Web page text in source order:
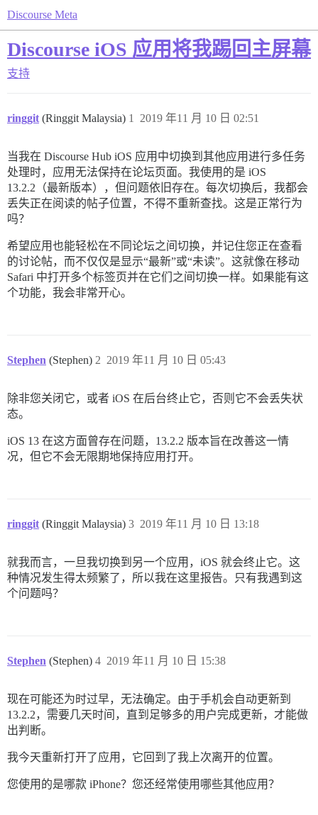
Discourse Meta
Discourse iOS 应用将我踢回主屏幕
支持
ringgit (Ringgit Malaysia) 2019 年11 月 10 日 02:51
1
当我在 Discourse Hub iOS 应用中切换到其他应用进行多任务
处理时，应用无法保持在论坛页面。我使用的是 iOS
13.2.2（最新版本），但问题依旧存在。每次切换后，我都会
丢失正在阅读的帖子位置，不得不重新查找。这是正常行为
吗？
希望应用也能轻松在不同论坛之间切换，并记住您正在查看
的讨论帖，而不仅仅是显示“最新”或“未读”。这就像在移动
Safari 中打开多个标签页并在它们之间切换一样。如果能有这
个功能，我会非常开心。
Stephen (Stephen) 2019 年11 月 10 日 05:43
2
除非您关闭它，或者 iOS 在后台终止它，否则它不会丢失状
态。
iOS 13 在这方面曾存在问题，13.2.2 版本旨在改善这一情
况，但它不会无限期地保持应用打开。
ringgit (Ringgit Malaysia) 2019 年11 月 10 日 13:18
3
就我而言，一旦我切换到另一个应用，iOS 就会终止它。这
种情况发生得太频繁了，所以我在这里报告。只有我遇到这
个问题吗？
Stephen (Stephen) 2019 年11 月 10 日 15:38
4
现在可能还为时过早，无法确定。由于手机会自动更新到
13.2.2，需要几天时间，直到足够多的用户完成更新，才能做
出判断。
我今天重新打开了应用，它回到了我上次离开的位置。
您使用的是哪款 iPhone？您还经常使用哪些其他应用？